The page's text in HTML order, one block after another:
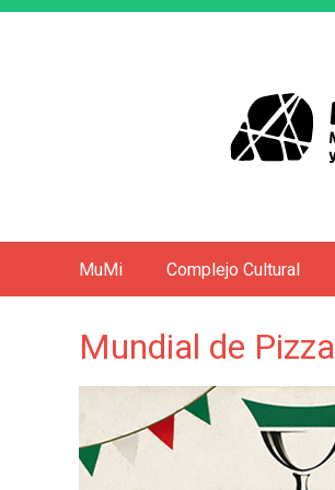
Mundial de Pizza
n
ú
r
i
MuMi Complejo Cultural